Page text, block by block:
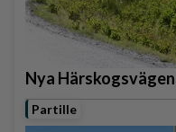
Nya
Partille